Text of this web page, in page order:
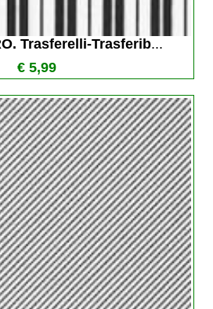
Trasferelli-Trasferib...
€ 5,99